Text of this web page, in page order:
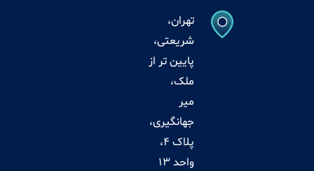
تهران،
شریعتی،
پایین تر از
ملک،
میر
جهانگیری،
پلاک 4،
واحد 13